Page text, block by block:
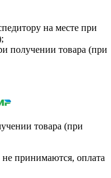
на месте при
получении товара (при
товара (при
не принимаются, оплата